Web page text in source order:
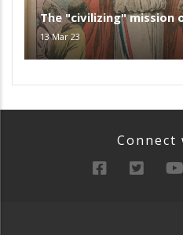
The "civilizing" mission
13 Mar 23
Connect